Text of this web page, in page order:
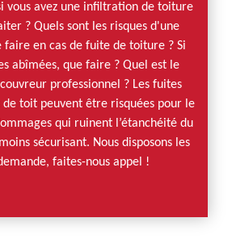
vous avez une infiltration de toiture
? Quels sont les risques d'une
en cas de fuite de toiture ? Si
abîmées, que faire ? Quel est le
professionnel ? Les fuites
toit peuvent être risquées pour le
qui ruinent l’étanchéité du
sécurisant. Nous disposons les
faites-nous appel !